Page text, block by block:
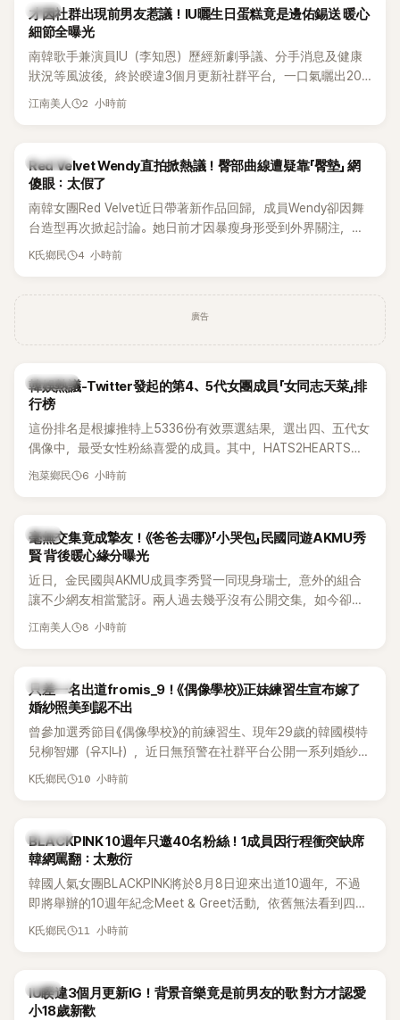
韓星
才因社群出現前男友惹議！IU曬生日蛋糕竟是邊佑錫送 暖心
細節全曝光
南韓歌手兼演員IU（李知恩）歷經新劇爭議、分手消息及健康
狀況等風波後，終於睽違3個月更新社群平台，一口氣曬出20
張近況照，讓大批粉絲又驚又喜。其中，一張生日蛋糕照意外
江南美人 2 小時前
K-POP
Red Velvet Wendy直拍掀熱議！臀部曲線遭疑靠「臀墊」 網
傻眼：太假了
南韓女團Red Velvet近日帶著新作品回歸，成員Wendy卻因舞
台造型再次掀起討論。她日前才因暴瘦身形受到外界關注，又
被質疑在舞台上使用臀墊，如今最新打歌舞台曝光後，再度因
K氏鄉民 4 小時前
廣告
熱議討論
韓娛熱議-Twitter發起的第4、5代女團成員「女同志天菜」排
行榜
這份排名是根據推特上5336份有效票選結果，選出四、五代女
偶像中，最受女性粉絲喜愛的成員。其中，HATS2HEARTS成
員包攬了前三名，展現了她們在女性社群中的高人氣。
泡菜鄉民 6 小時前
韓星
毫無交集竟成摯友！《爸爸去哪》「小哭包」民國同遊AKMU秀
賢 背後暖心緣分曝光
近日，金民國與AKMU成員李秀賢一同現身瑞士，意外的組合
讓不少網友相當驚訝。兩人過去幾乎沒有公開交集，如今卻一
起踏上瑞士之旅，也讓粉絲紛紛好奇：「他們到底是怎麼認識
江南美人 8 小時前
K-POP
只差一名出道fromis_9！《偶像學校》正妹練習生宣布嫁了
婚紗照美到認不出
曾參加選秀節目《偶像學校》的前練習生、現年29歲的韓國模特
兒柳智娜（유지나），近日無預警在社群平台公開一系列婚紗
照，親自宣布即將步入婚姻，消息曝光後讓不少曾追看節目的
K氏鄉民 10 小時前
K-POP
BLACKPINK 10週年只邀40名粉絲！1成員因行程衝突缺席
韓網罵翻：太敷衍
韓國人氣女團BLACKPINK將於8月8日迎來出道10週年，不過
即將舉辦的10週年紀念Meet & Greet活動，依舊無法看到四人
合體。根據韓媒《MyDaily》7日報導，當天將由Jisoo（智秀）、
K氏鄉民 11 小時前
韓星
IU睽違3個月更新IG！背景音樂竟是前男友的歌 對方才認愛
小18歲新歡